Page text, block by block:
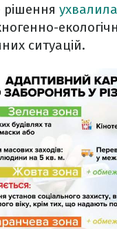
рішення
ситуацій.